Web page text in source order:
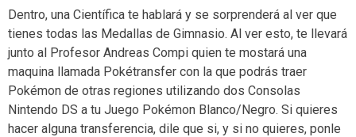
Dentro, una Científica te hablará y se sorprenderá al ver que
tienes todas las Medallas de Gimnasio. Al ver esto, te llevará
junto al Profesor Andreas Compi quien te mostará una
maquina llamada Pokétransfer con la que podrás traer
Pokémon de otras regiones utilizando dos Consolas
Nintendo DS a tu Juego Pokémon Blanco/Negro. Si quieres
hacer alguna transferencia, dile que si, y si no quieres, ponle